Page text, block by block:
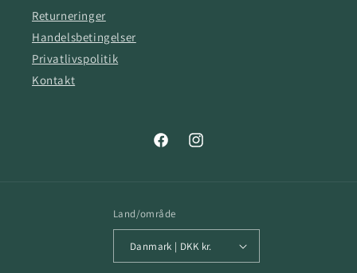
Returneringer
Handelsbetingelser
Privatlivspolitik
Kontakt
FacebookInstagram
Land/område
Danmark | DKK kr.